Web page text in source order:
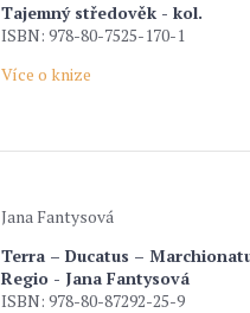
Tajemný středověk - kol.
ISBN: 978-80-7525-170-1
Více o knize
Jana Fantysová
Terra – Ducatus –
Regio - Jana Fantysová
ISBN: 978-80-87292-25-9